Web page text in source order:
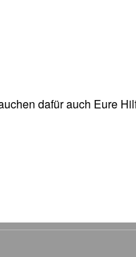
dafür auch Eure